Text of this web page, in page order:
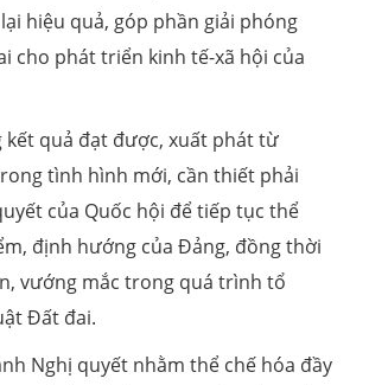
hiệu quả, góp phần giải phóng
cho phát triển kinh tế-xã hội của
kết quả đạt được, xuất phát từ
tình hình mới, cần thiết phải
của Quốc hội để tiếp tục thể
định hướng của Đảng, đồng thời
vướng mắc trong quá trình tổ
Đất đai.
Nghị quyết nhằm thể chế hóa đầy